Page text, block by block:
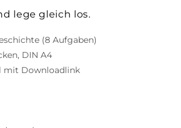
lege gleich los.
(8 Aufgaben)
DIN A4
mit Downloadlink